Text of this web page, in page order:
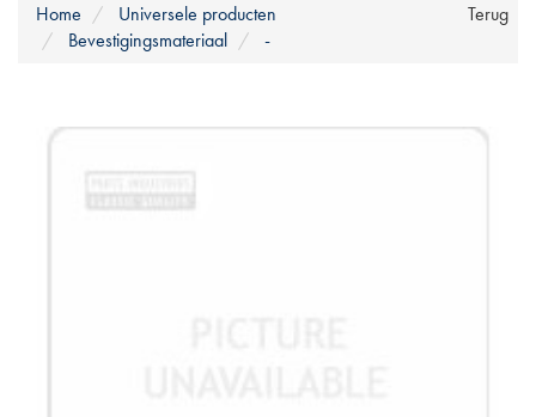
Terug
Home
Universele producten
Bevestigingsmateriaal
-